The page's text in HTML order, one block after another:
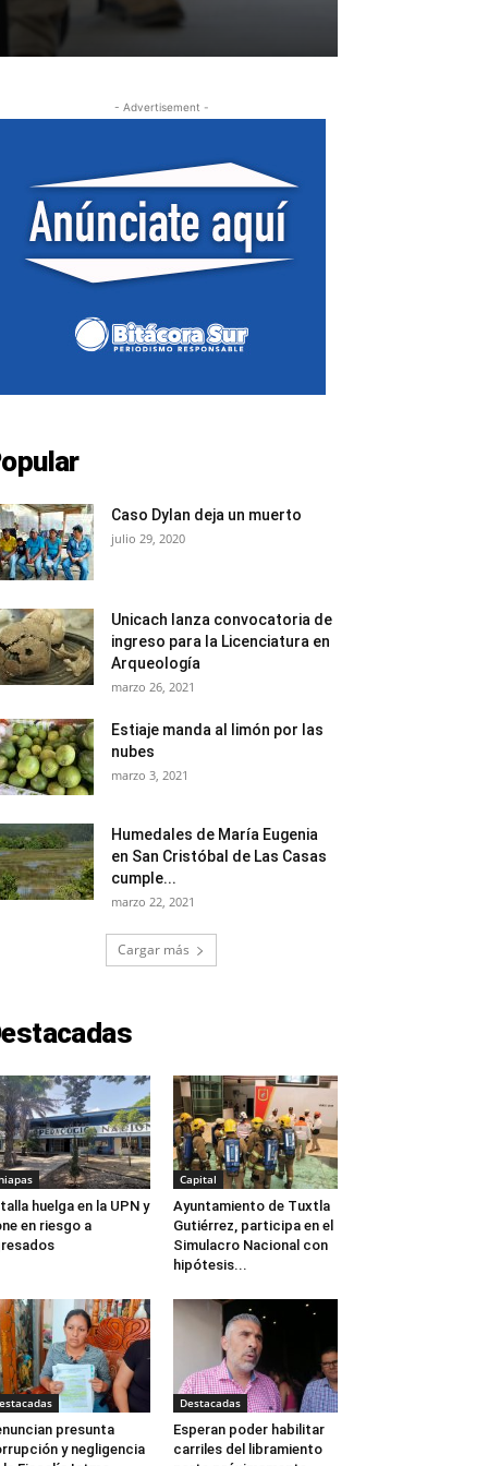
- Advertisement -
Caso Dylan deja un muerto
julio 29, 2020
Unicach lanza convocatoria de
ingreso para la Licenciatura en
Arqueología
marzo 26, 2021
Estiaje manda al limón por las
nubes
marzo 3, 2021
Humedales de María Eugenia
en San Cristóbal de Las Casas
cumple...
marzo 22, 2021
Cargar más
huelga en la UPN y
en riesgo a
Capital
Ayuntamiento de Tuxtla
Gutiérrez, participa en el
Simulacro Nacional con
hipótesis...
presunta
y negligencia
Destacadas
Esperan poder habilitar
carriles del libramiento